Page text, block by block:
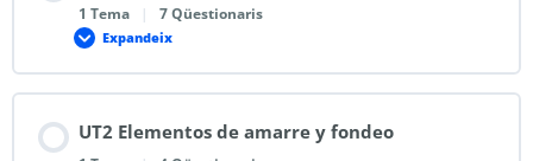
1 Tema | 7 Qüestionaris
Expandeix
UT2 Elementos de amarre y fondeo